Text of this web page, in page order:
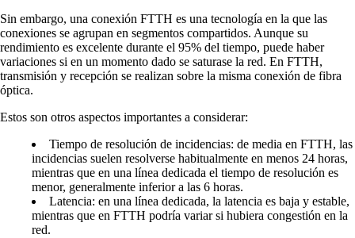
Sin embargo, una conexión FTTH es una tecnología en la que las
conexiones se agrupan en segmentos compartidos. Aunque su
rendimiento es excelente durante el 95% del tiempo, puede haber
variaciones si en un momento dado se saturase la red. En FTTH,
transmisión y recepción se realizan sobre la misma conexión de fibra
óptica.
Estos son otros aspectos importantes a considerar:
Tiempo de resolución de incidencias: de media en FTTH, las
incidencias suelen resolverse habitualmente en menos 24 horas,
mientras que en una línea dedicada el tiempo de resolución es
menor, generalmente inferior a las 6 horas.
Latencia: en una línea dedicada, la latencia es baja y estable,
mientras que en FTTH podría variar si hubiera congestión en la
red.